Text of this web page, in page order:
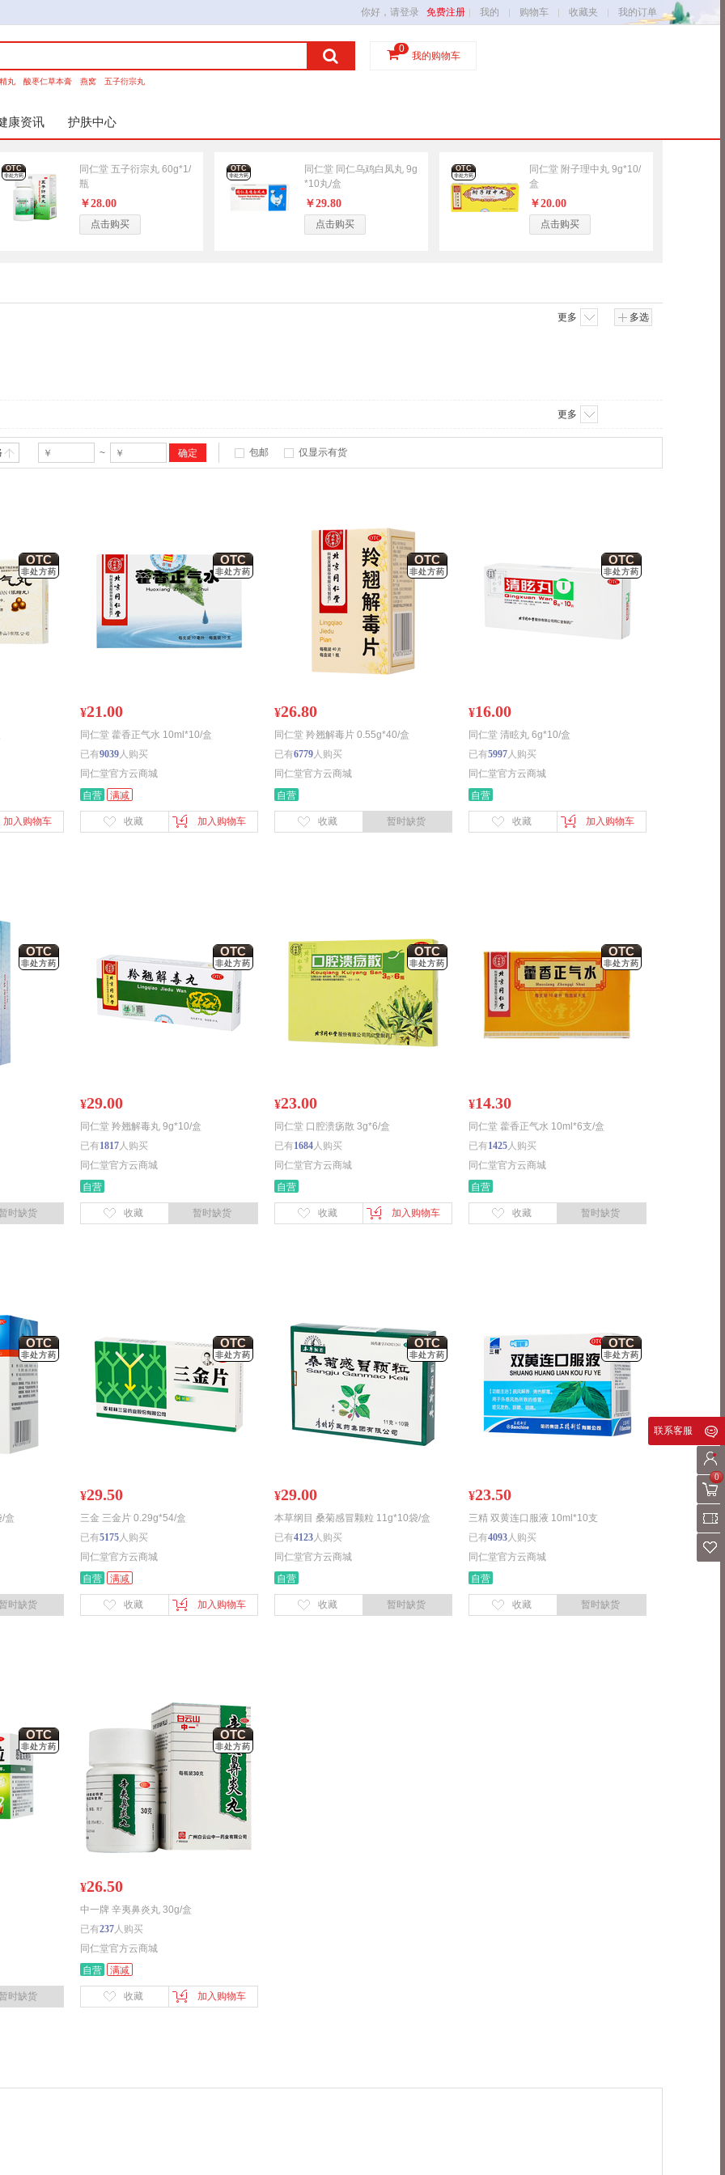
你好，请登录 免费注册 我的 购物车 收藏夹 我的订单
我的购物车
0
丸 酸枣仁草本膏 燕窝 五子衍宗丸
康资讯 护肤中心
OTC
非处方药
同仁堂 五子衍宗丸 60g*1/
瓶
￥28.00
点击购买
OTC
非处方药
同仁堂 同仁乌鸡白凤丸 9g
*10丸/盒
￥29.80
点击购买
OTC
非处方药
同仁堂 附子理中丸 9g*10/
盒
￥20.00
点击购买
更多 多选
更多
~ 包邮 仅显示有货
OTC
非处方药
加入购物车
OTC
非处方药
¥21.00
同仁堂 藿香正气水 10ml*10/盒
已有9039人购买
同仁堂官方云商城
自营 满减
收藏 加入购物车
OTC
非处方药
¥26.80
同仁堂 羚翘解毒片 0.55g*40/盒
已有6779人购买
同仁堂官方云商城
自营
收藏 暂时缺货
OTC
非处方药
¥16.00
同仁堂 清眩丸 6g*10/盒
已有5997人购买
同仁堂官方云商城
自营
收藏 加入购物车
OTC
非处方药
时缺货
OTC
非处方药
¥29.00
同仁堂 羚翘解毒丸 9g*10/盒
已有1817人购买
同仁堂官方云商城
自营
收藏 暂时缺货
OTC
非处方药
¥23.00
同仁堂 口腔溃疡散 3g*6/盒
已有1684人购买
同仁堂官方云商城
自营
收藏 加入购物车
OTC
非处方药
¥14.30
同仁堂 藿香正气水 10ml*6支/盒
已有1425人购买
同仁堂官方云商城
自营
收藏 暂时缺货
OTC
非处方药
盒
时缺货
OTC
非处方药
¥29.50
三金 三金片 0.29g*54/盒
已有5175人购买
同仁堂官方云商城
自营 满减
收藏 加入购物车
OTC
非处方药
¥29.00
本草纲目 桑菊感冒颗粒 11g*10袋/盒
已有4123人购买
同仁堂官方云商城
自营
收藏 暂时缺货
OTC
非处方药
¥23.50
三精 双黄连口服液 10ml*10支
已有4093人购买
同仁堂官方云商城
自营
收藏 暂时缺货
OTC
非处方药
时缺货
OTC
非处方药
¥26.50
中一牌 辛夷鼻炎丸 30g/盒
已有237人购买
同仁堂官方云商城
自营 满减
收藏 加入购物车
联系客服
0